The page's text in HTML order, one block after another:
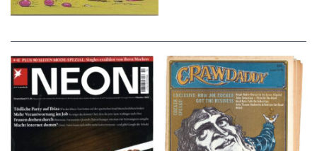
NEON – OKTOBER
2008
Crawdaddy – June/11/72